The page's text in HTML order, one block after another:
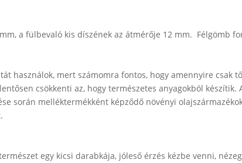
a fülbevaló kis díszének az átmérője 12 mm. Félgömb
használok, mert számomra fontos, hogy amennyire csak
csökkenti az, hogy természetes anyagokból
során melléktermékként képződő növényi
egy kicsi darabkája, jóleső érzés kézbe venni,